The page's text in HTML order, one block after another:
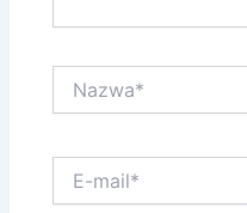
mail*